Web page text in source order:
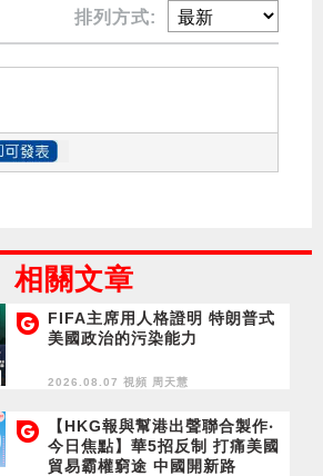
排列方式:
相關文章
FIFA主席用人格證明 特朗普式
美國政治的污染能力
2026.08.07 視頻 周天慧
【HKG報與幫港出聲聯合製作‧
今日焦點】華5招反制 打痛美國
貿易霸權窮途 中國開新路